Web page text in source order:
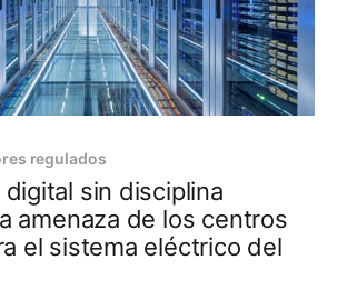
regulados
digital sin disciplina
amenaza de los centros
el sistema eléctrico del